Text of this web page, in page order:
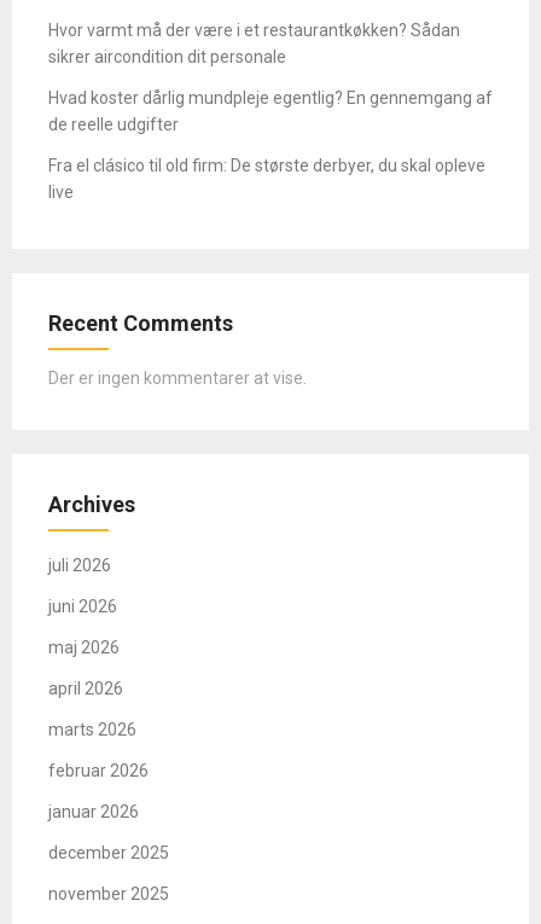
Hvor varmt må der være i et restaurantkøkken? Sådan
sikrer aircondition dit personale
Hvad koster dårlig mundpleje egentlig? En gennemgang af
de reelle udgifter
Fra el clásico til old firm: De største derbyer, du skal opleve
live
Recent Comments
Der er ingen kommentarer at vise.
Archives
juli 2026
juni 2026
maj 2026
april 2026
marts 2026
februar 2026
januar 2026
december 2025
november 2025